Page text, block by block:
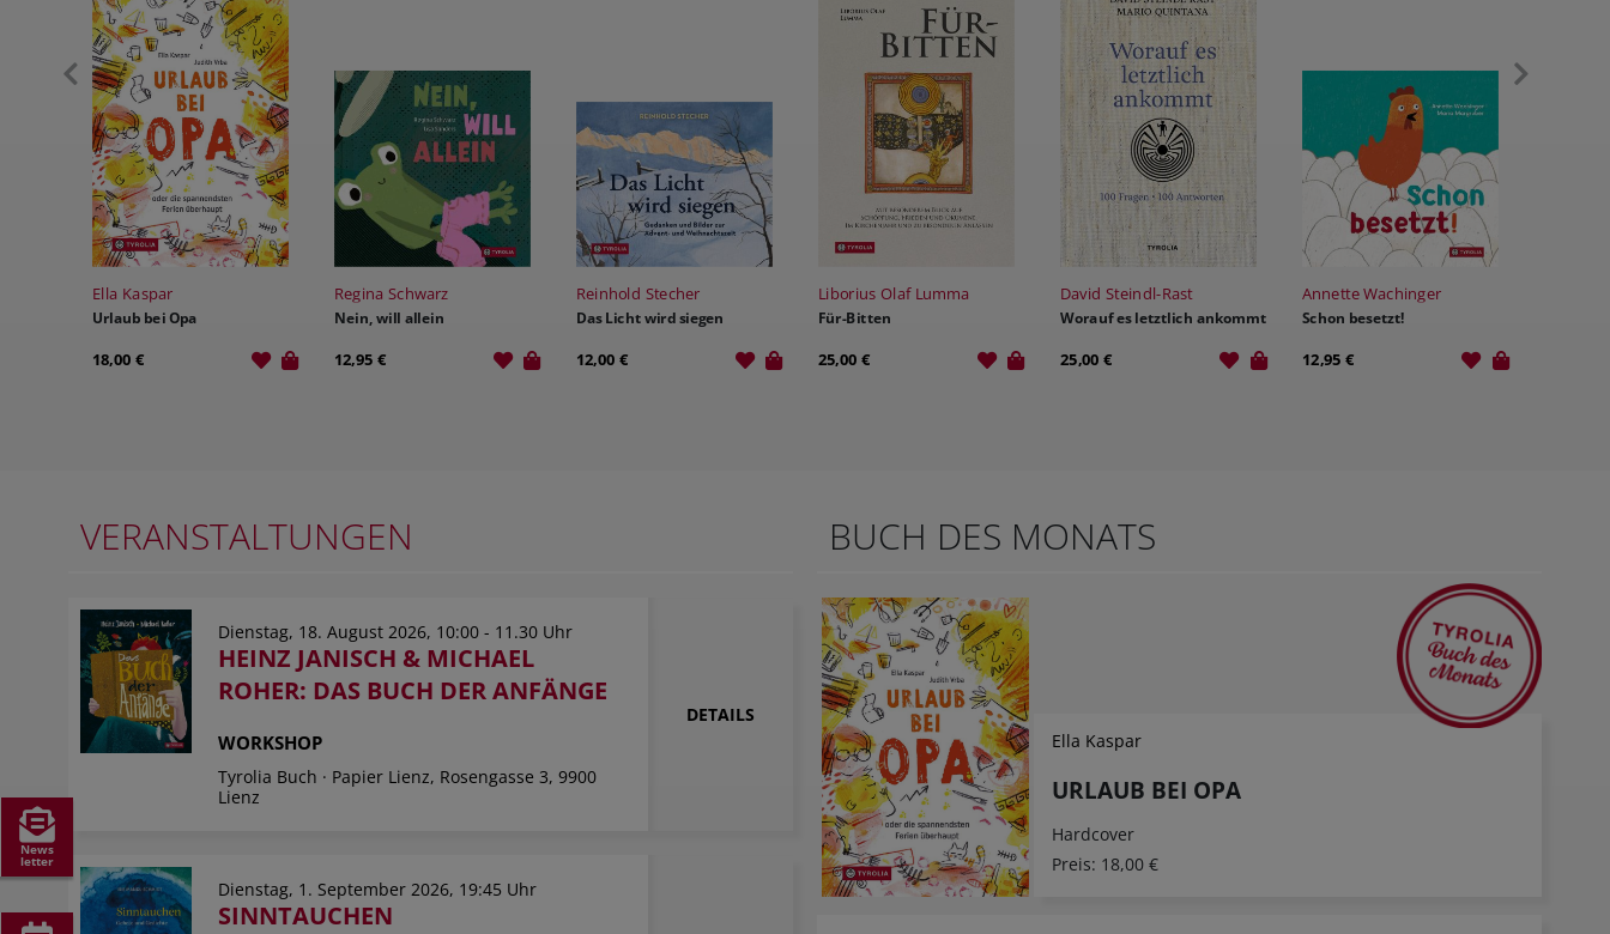
News
letter
Ella Kaspar
Urlaub bei Opa
18,00 €
Regina Schwarz
Nein, will allein
12,95 €
Reinhold Stecher
Das Licht wird siegen
12,00 €
Liborius Olaf Lumma
Für-Bitten
25,00 €
David Steindl-Rast
Worauf es letztlich ankommt
25,00 €
Annette Wachinger
Schon besetzt!
12,95 €
VERANSTALTUNGEN
Dienstag, 18. August 2026, 10:00 - 11.30 Uhr
HEINZ JANISCH & MICHAEL
ROHER: DAS BUCH DER ANFÄNGE
WORKSHOP
Tyrolia Buch · Papier Lienz, Rosengasse 3, 9900
Lienz
DETAILS
Dienstag, 1. September 2026, 19:45 Uhr
SINNTAUCHEN
BUCH DES MONATS
Ella Kaspar
URLAUB BEI OPA
Hardcover
Preis: 18,00 €